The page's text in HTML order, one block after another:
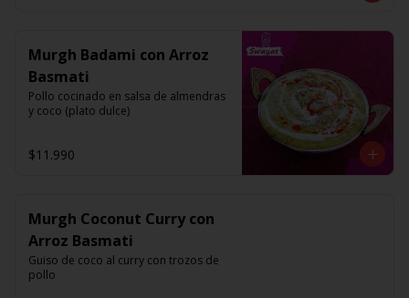
Murgh Badami con Arroz
Basmati
Pollo cocinado en salsa de almendras
y coco (plato dulce)
$11.990
Murgh Coconut Curry con
Arroz Basmati
Guiso de coco al curry con trozos de
pollo